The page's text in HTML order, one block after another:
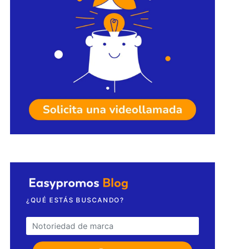
¿QUÉ ESTÁS BUSCANDO?
Search for: